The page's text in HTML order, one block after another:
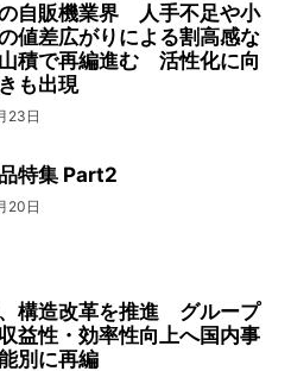
自販機業界 人手不足や小
値差広がりによる割高感な
積で再編進む 活性化に向
も出現
23日
特集 Part2
20日
構造改革を推進 グループ
益性・効率性向上へ国内事
別に再編